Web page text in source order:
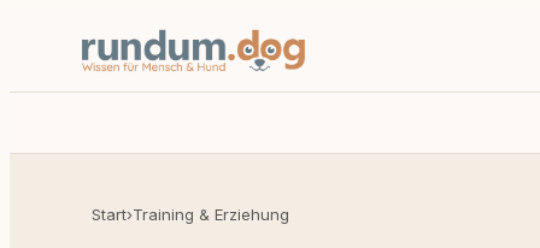
Start›Training & Erziehung